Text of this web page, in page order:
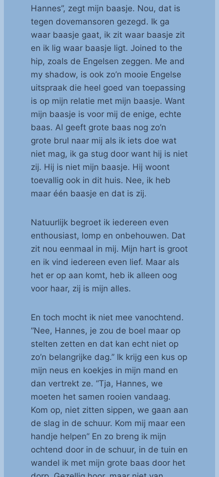
Hannes”, zegt mijn baasje. Nou, dat is
tegen dovemansoren gezegd. Ik ga
waar baasje gaat, ik zit waar baasje zit
en ik lig waar baasje ligt. Joined to the
hip, zoals de Engelsen zeggen. Me and
my shadow, is ook zo’n mooie Engelse
uitspraak die heel goed van toepassing
is op mijn relatie met mijn baasje. Want
mijn baasje is voor mij de enige, echte
baas. Al geeft grote baas nog zo’n
grote brul naar mij als ik iets doe wat
niet mag, ik ga stug door want hij is niet
zij. Hij is niet mijn baasje. Hij woont
toevallig ook in dit huis. Nee, ik heb
maar één baasje en dat is zij.
Natuurlijk begroet ik iedereen even
enthousiast, lomp en onbehouwen. Dat
zit nou eenmaal in mij. Mijn hart is groot
en ik vind iedereen even lief. Maar als
het er op aan komt, heb ik alleen oog
voor haar, zij is mijn alles.
En toch mocht ik niet mee vanochtend.
“Nee, Hannes, je zou de boel maar op
stelten zetten en dat kan echt niet op
zo’n belangrijke dag.” Ik krijg een kus op
mijn neus en koekjes in mijn mand en
dan vertrekt ze. “Tja, Hannes, we
moeten het samen rooien vandaag.
Kom op, niet zitten sippen, we gaan aan
de slag in de schuur. Kom mij maar een
handje helpen” En zo breng ik mijn
ochtend door in de schuur, in de tuin en
wandel ik met mijn grote baas door het